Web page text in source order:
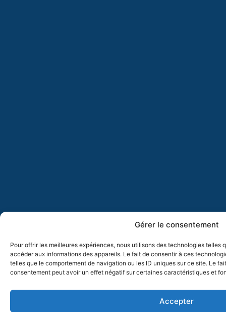
Gérer le consentement
Pour offrir les meilleures expériences, nous utilisons des technologies telles
accéder aux informations des appareils. Le fait de consentir à ces
telles que le comportement de navigation ou les ID uniques sur ce site. Le
consentement peut avoir un effet négatif sur certaines caractéristiques et
Accepter